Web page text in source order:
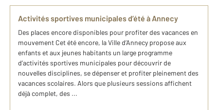
Activités sportives municipales d’été à Annecy
Des places encore disponibles pour profiter des vacances en
mouvement Cet été encore, la Ville d’Annecy propose aux
enfants et aux jeunes habitants un large programme
d’activités sportives municipales pour découvrir de
nouvelles disciplines, se dépenser et profiter pleinement des
vacances scolaires. Alors que plusieurs sessions affichent
déjà complet, des ...